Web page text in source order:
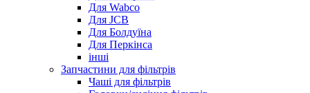
Для Wabco
Для JCB
Для Болдуїна
Для Перкінса
інші
Запчастини для фільтрів
Чаші для фільтрів